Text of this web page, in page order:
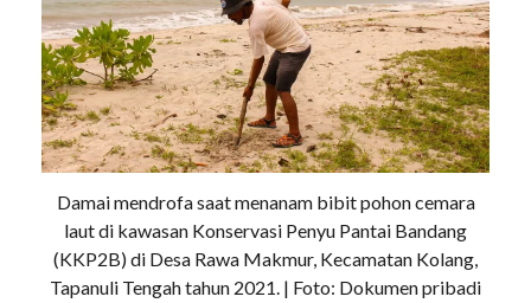
Damai mendrofa saat menanam bibit pohon cemara
laut di kawasan Konservasi Penyu Pantai Bandang
(KKP2B) di Desa Rawa Makmur, Kecamatan Kolang,
Tapanuli Tengah tahun 2021. | Foto: Dokumen pribadi